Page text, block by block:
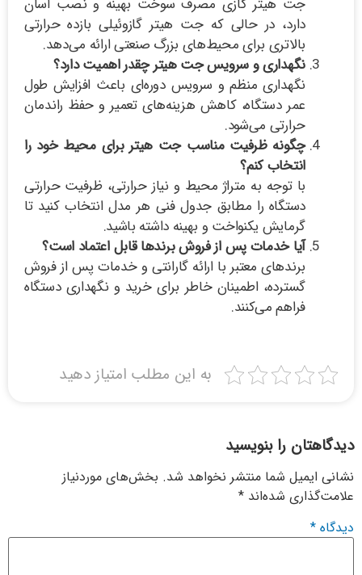
جت هیتر گازی مصرف سوخت بهینه و نصب آسان
دارد، در حالی که جت هیتر گازوئیلی بازده حرارتی
بالاتری برای محیط‌های بزرگ صنعتی ارائه می‌دهد.
نگهداری و سرویس جت هیتر چقدر اهمیت دارد؟
نگهداری منظم و سرویس دوره‌ای باعث افزایش طول
عمر دستگاه، کاهش هزینه‌های تعمیر و حفظ راندمان
حرارتی می‌شود.
چگونه ظرفیت مناسب جت هیتر برای محیط خود را
انتخاب کنم؟
با توجه به متراژ محیط و نیاز حرارتی، ظرفیت حرارتی
دستگاه را مطابق جدول فنی هر مدل انتخاب کنید تا
گرمایش یکنواخت و بهینه داشته باشید.
آیا خدمات پس از فروش برندها قابل اعتماد است؟
برندهای معتبر با ارائه گارانتی و خدمات پس از فروش
گسترده، اطمینان خاطر برای خرید و نگهداری دستگاه
فراهم می‌کنند.
به این مطلب امتیاز دهید
را بنویسید
ایمیل شما منتشر نخواهد شد. بخش‌های موردنیاز
شده‌اند*
*